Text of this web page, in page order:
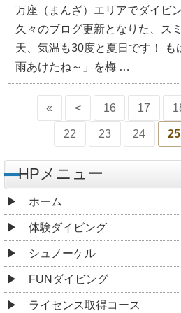
万座（まんざ）エリアでダイビ
久々のブログ更新となりた、ス
天、気温も30度と夏日です！ も
雨あけたね～」を梅 …
« < 16 17
22 23 24 25
HPメニュー
ホーム
体験ダイビング
シュノーケル
FUNダイビング
ライセンス取得コース